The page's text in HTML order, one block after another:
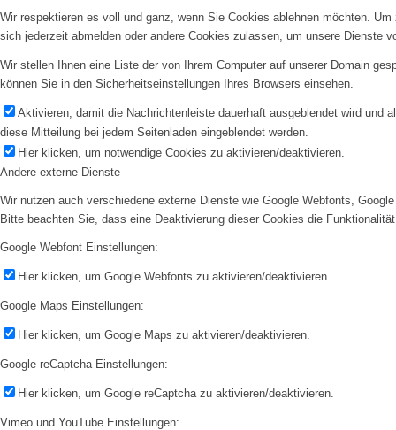
Wir respektieren es voll und ganz, wenn Sie Cookies ablehnen möchten.
sich jederzeit abmelden oder andere Cookies zulassen, um unsere Dienste
Wir stellen Ihnen eine Liste der von Ihrem Computer auf unserer Domain
können Sie in den Sicherheitseinstellungen Ihres Browsers einsehen.
Aktivieren, damit die Nachrichtenleiste dauerhaft ausgeblendet wird und
diese Mitteilung bei jedem Seitenladen eingeblendet werden.
Hier klicken, um notwendige Cookies zu aktivieren/deaktivieren.
Andere externe Dienste
Wir nutzen auch verschiedene externe Dienste wie Google Webfonts,
Bitte beachten Sie, dass eine Deaktivierung dieser Cookies die
Google Webfont Einstellungen:
Hier klicken, um Google Webfonts zu aktivieren/deaktivieren.
Google Maps Einstellungen:
Hier klicken, um Google Maps zu aktivieren/deaktivieren.
Google reCaptcha Einstellungen:
Hier klicken, um Google reCaptcha zu aktivieren/deaktivieren.
Vimeo und YouTube Einstellungen: